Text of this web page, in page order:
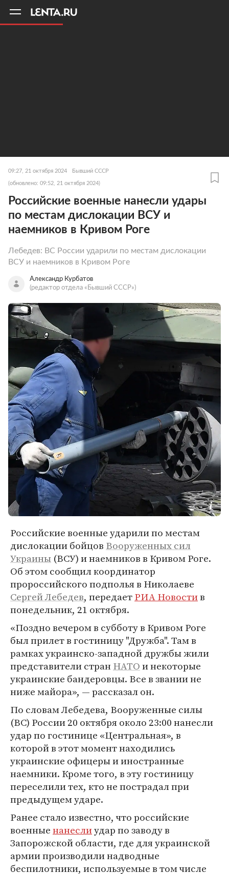
09:27, 21 октября 2024 Бывший СССР
(обновлено: 09:52, 21 октября 2024)
Российские военные нанесли удары
по местам дислокации ВСУ и
наемников в Кривом Роге
Лебедев: ВС России ударили по местам дислокации
ВСУ и наемников в Кривом Роге
Александр Курбатов
(редактор отдела «Бывший СССР»)
Российские военные ударили по местам
дислокации бойцов Вооруженных сил
Украины (ВСУ) и наемников в Кривом Роге.
Об этом сообщил координатор
пророссийского подполья в Николаеве
Сергей Лебедев, передаетРИА Новостив
понедельник, 21 октября.
«Поздно вечером в субботу в Кривом Роге
был прилет в гостиницу "Дружба". Там в
рамках украинско-западной дружбы жили
представители странНАТОи некоторые
украинские бандеровцы. Все в звании не
ниже майора», — рассказал он.
По словам Лебедева, Вооруженные силы
(ВС) России 20 октября около 23:00 нанесли
удар по гостинице «Центральная», в
которой в этот момент находились
украинские офицеры и иностранные
наемники. Кроме того, в эту гостиницу
переселили тех, кто не пострадал при
предыдущем ударе.
Ранее стало известно, что российские
военныенанеслиудар по заводу в
Запорожской области, где для украинской
армии производили надводные
беспилотники, используемые в том числе